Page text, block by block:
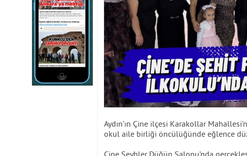
Aydın’ın Çine ilçesi Karakollar
okul aile birliği öncülüğünde eğlence
Çine Şeyhler Düğün Salonu’nda